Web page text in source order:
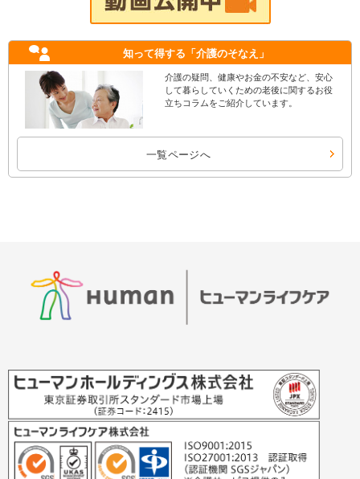
知って得する 「介護のそなえ」
介護の疑問、健康やお金の不安など、安心
して暮らしていくための老後に関するお役
立ちコラムをご紹介しています。
一覧ページへ